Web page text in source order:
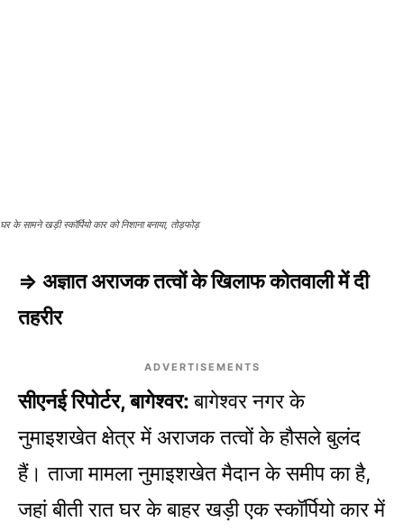
घर के सामने खड़ी स्कॉर्पियो कार को निशाना बनाया, तोड़फोड़
⇒ अज्ञात अराजक तत्वों के खिलाफ कोतवाली में दी
तहरीर
ADVERTISEMENTS
सीएनई रिपोर्टर, बागेश्वर:बागेश्वर नगर के
नुमाइशखेत क्षेत्र में अराजक तत्वों के हौसले बुलंद
हैं। ताजा मामला नुमाइशखेत मैदान के समीप का है,
जहां बीती रात घर के बाहर खड़ी एक स्कॉर्पियो कार में